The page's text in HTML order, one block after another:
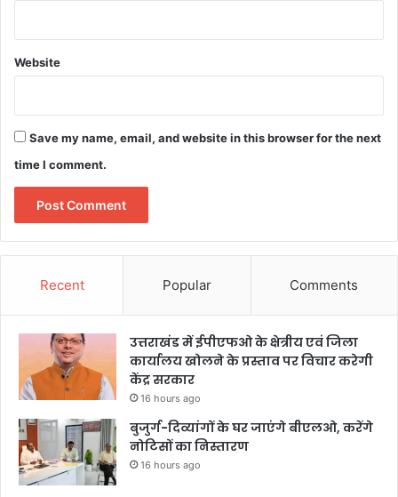
Website
Save my name, email, and website in this browser for the next
time I comment.
Recent Popular Comments
उत्तराखंड में ईपीएफओ के क्षेत्रीय एवं जिला
कार्यालय खोलने के प्रस्ताव पर विचार करेगी
केंद्र सरकार
16 hours ago
बुजुर्ग-दिव्यांगों के घर जाएंगे बीएलओ, करेंगे
नोटिसों का निस्तारण
16 hours ago